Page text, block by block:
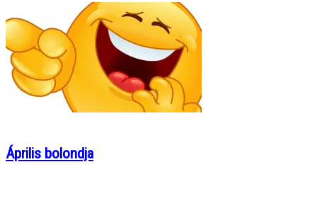
Április bolondja